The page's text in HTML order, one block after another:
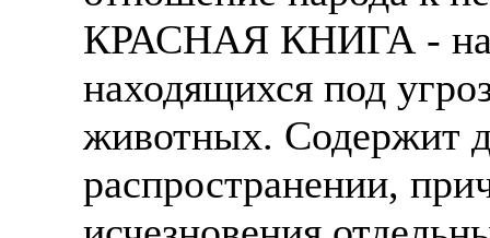
КРАСНАЯ КНИГА -
находящихся под
животных. Содержит
распространении,